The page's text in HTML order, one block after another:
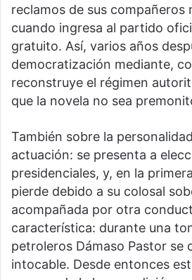
reclamos de sus compañeros
cuando ingresa al partido
gratuito. Así, varios años
democratización mediante,
reconstruye el régimen
que la novela no sea
También sobre la
actuación: se presenta a
presidenciales, y, en la
pierde debido a su colosal
acompañada por otra
característica: durante una
petroleros Dámaso Pastor se
intocable. Desde entonces